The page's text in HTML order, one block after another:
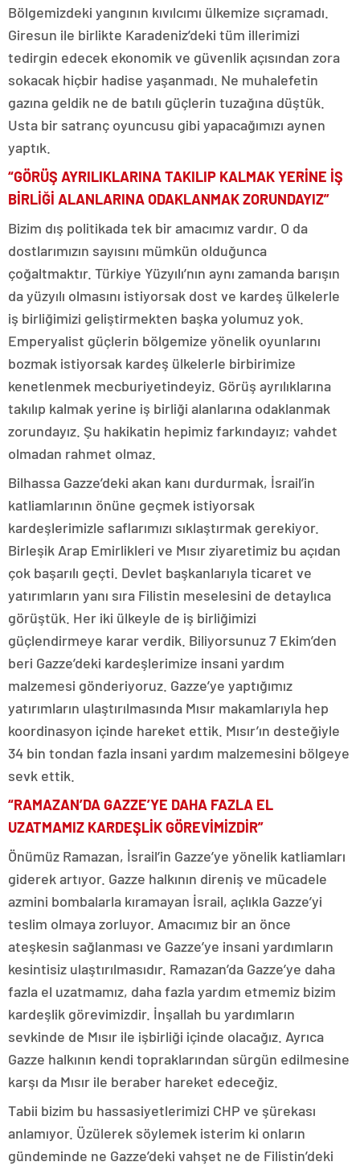
Bölgemizdeki yangının kıvılcımı ülkemize sıçramadı.
Giresun ile birlikte Karadeniz’deki tüm illerimizi
tedirgin edecek ekonomik ve güvenlik açısından zora
sokacak hiçbir hadise yaşanmadı. Ne muhalefetin
gazına geldik ne de batılı güçlerin tuzağına düştük.
Usta bir satranç oyuncusu gibi yapacağımızı aynen
yaptık.
“GÖRÜŞ AYRILIKLARINA TAKILIP KALMAK YERİNE İŞ
BİRLİĞİ ALANLARINA ODAKLANMAK ZORUNDAYIZ”
Bizim dış politikada tek bir amacımız vardır. O da
dostlarımızın sayısını mümkün olduğunca
çoğaltmaktır. Türkiye Yüzyılı’nın aynı zamanda barışın
da yüzyılı olmasını istiyorsak dost ve kardeş ülkelerle
iş birliğimizi geliştirmekten başka yolumuz yok.
Emperyalist güçlerin bölgemize yönelik oyunlarını
bozmak istiyorsak kardeş ülkelerle birbirimize
kenetlenmek mecburiyetindeyiz. Görüş ayrılıklarına
takılıp kalmak yerine iş birliği alanlarına odaklanmak
zorundayız. Şu hakikatin hepimiz farkındayız; vahdet
olmadan rahmet olmaz.
Bilhassa Gazze’deki akan kanı durdurmak, İsrail’in
katliamlarının önüne geçmek istiyorsak
kardeşlerimizle saflarımızı sıklaştırmak gerekiyor.
Birleşik Arap Emirlikleri ve Mısır ziyaretimiz bu açıdan
çok başarılı geçti. Devlet başkanlarıyla ticaret ve
yatırımların yanı sıra Filistin meselesini de detaylıca
görüştük. Her iki ülkeyle de iş birliğimizi
güçlendirmeye karar verdik. Biliyorsunuz 7 Ekim’den
beri Gazze’deki kardeşlerimize insani yardım
malzemesi gönderiyoruz. Gazze’ye yaptığımız
yatırımların ulaştırılmasında Mısır makamlarıyla hep
koordinasyon içinde hareket ettik. Mısır’ın desteğiyle
34 bin tondan fazla insani yardım malzemesini bölgeye
sevk ettik.
“RAMAZAN’DA GAZZE’YE DAHA FAZLA EL
UZATMAMIZ KARDEŞLİK GÖREVİMİZDİR”
Önümüz Ramazan, İsrail’in Gazze’ye yönelik katliamları
giderek artıyor. Gazze halkının direniş ve mücadele
azmini bombalarla kıramayan İsrail, açlıkla Gazze’yi
teslim olmaya zorluyor. Amacımız bir an önce
ateşkesin sağlanması ve Gazze’ye insani yardımların
kesintisiz ulaştırılmasıdır. Ramazan’da Gazze’ye daha
fazla el uzatmamız, daha fazla yardım etmemiz bizim
kardeşlik görevimizdir. İnşallah bu yardımların
sevkinde de Mısır ile işbirliği içinde olacağız. Ayrıca
Gazze halkının kendi topraklarından sürgün edilmesine
karşı da Mısır ile beraber hareket edeceğiz.
Tabii bizim bu hassasiyetlerimizi CHP ve şürekası
anlamıyor. Üzülerek söylemek isterim ki onların
gündeminde ne Gazze’deki vahşet ne de Filistin’deki